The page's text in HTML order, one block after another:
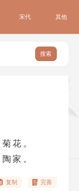
宋代 其他
搜索
花。
家。
复制 完善